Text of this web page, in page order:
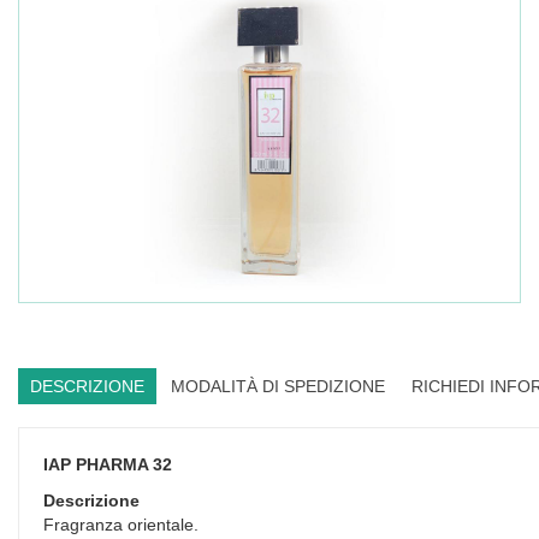
DESCRIZIONE MODALITÀ DI SPEDIZIONE RICHIEDI
IAP PHARMA 32
Descrizione
Fragranza orientale.